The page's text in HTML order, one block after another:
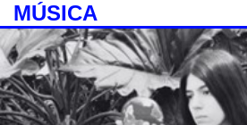
MÚSICA